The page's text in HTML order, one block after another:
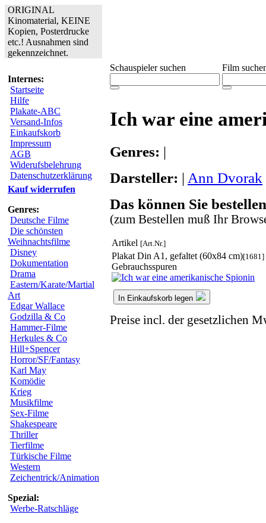
ORIGINAL
Kinomaterial, KEINE
Kopien, Posterdrucke
etc.! Ausnahmen sind
gekennzeichnet.
Internes:
Startseite
Hilfe
Plakate-ABC
Versand-Infos
Einkaufskorb
Impressum
AGB
Widerufsbelehrung
Datenschutzerklärung
Kauf widerrufen
Genres:
Deutsche Filme
Die schönsten
Weihnachtsfilme
Disney
Dokumentation
Drama
Eastern/Karate/Martial
Art
Edgar Wallace
Godzilla & Co
Hammer-Filme
Herkules & Co
Hill+Spencer
Horror/SF/Fantasy
Karl May
Komödie
Krieg
Musikfilme
Sex-Filme
Shakespeare
Thriller
Tierfilme
Türkische Filme
Western
Zeichentrick/Animation
Spezial:
Werbe-Ratschläge
Schauspieler suchen Film
Ich war eine
Genres: |
Darsteller: | Ann Dvorak
Das können Sie
(zum Bestellen muß Ihr
Artikel [Art.Nr.]
Plakat Din A1, gefaltet (60x84 cm)[1681]
Gebrauchsspuren
In Einkaufskorb legen
Preise incl. der gesetzlichen